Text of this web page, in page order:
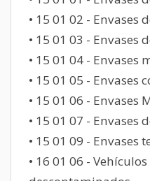
• 15 01 02 - Envases
• 15 01 03 - Envases
• 15 01 04 - Envases
• 15 01 05 - Envases
• 15 01 06 - Envases
• 15 01 07 - Envases
• 15 01 09 - Envases
• 16 01 06 -